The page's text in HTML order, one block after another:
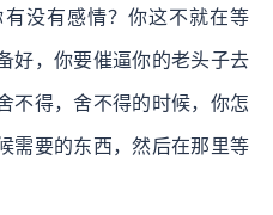
没有感情？你这不就在等
好，你要催逼你的老头子去
不得，舍不得的时候，你怎
需要的东西，然后在那里等